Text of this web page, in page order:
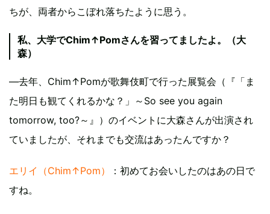
ちが、両者からこぼれ落ちたように思う。
私、大学でChim↑Pomさんを習ってましたよ。（大
森）
―去年、Chim↑Pomが歌舞伎町で行った展覧会（『「ま
た明日も観てくれるかな？」～So see you again
tomorrow, too?～』）のイベントに大森さんが出演され
ていましたが、それまでも交流はあったんですか？
エリイ（Chim↑Pom）
：初めてお会いしたのはあの日で
すね。